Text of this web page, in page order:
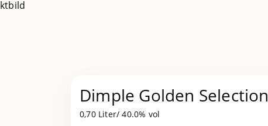
Dimple Golden Selection
0,70 Liter/ 40.0% vol